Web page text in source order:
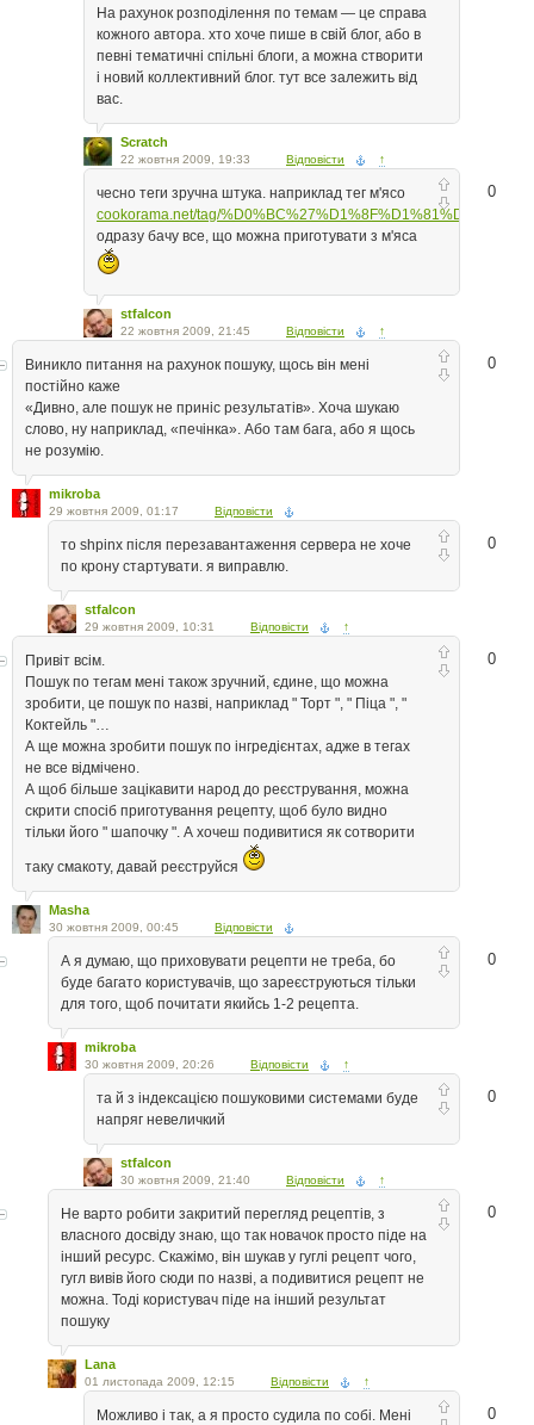
На рахунок розподілення по темам — це справа
кожного автора. хто хоче пише в свій блог, або в
певні тематичні спільні блоги, а можна створити
і новий коллективний блог. тут все залежить від
вас.
Scratch
22 жовтня 2009, 19:33 Відповісти ↑
0
чесно теги зручна штука. наприклад тег м'ясо
cookorama.net/tag/%D0%BC%27%D1%8F%D1%81%D0%BE/
одразу бачу все, що можна приготувати з м'яса
stfalcon
22 жовтня 2009, 21:45 Відповісти ↑
0
Виникло питання на рахунок пошуку, щось він мені
постійно каже
«Дивно, але пошук не приніс результатів». Хоча шукаю
слово, ну наприклад, «печінка». Або там бага, або я щось
не розумію.
mikroba
29 жовтня 2009, 01:17 Відповісти
0
то shpinx після перезавантаження сервера не хоче
по крону стартувати. я виправлю.
stfalcon
29 жовтня 2009, 10:31 Відповісти ↑
0
Привіт всім.
Пошук по тегам мені також зручний, єдине, що можна
зробити, це пошук по назві, наприклад " Торт ", " Піца ", "
Коктейль "…
А ще можна зробити пошук по інгредієнтах, адже в тегах
не все відмічено.
А щоб більше зацікавити народ до реєстрування, можна
скрити спосіб приготування рецепту, щоб було видно
тільки його " шапочку ". А хочеш подивитися як сотворити
таку смакоту, давай реєструйся
Masha
30 жовтня 2009, 00:45 Відповісти
0
А я думаю, що приховувати рецепти не треба, бо
буде багато користувачів, що зареєструються тільки
для того, щоб почитати якийсь 1-2 рецепта.
mikroba
30 жовтня 2009, 20:26 Відповісти ↑
0
та й з індексацією пошуковими системами буде
напряг невеличкий
stfalcon
30 жовтня 2009, 21:40 Відповісти ↑
0
Не варто робити закритий перегляд рецептів, з
власного досвіду знаю, що так новачок просто піде на
інший ресурс. Скажімо, він шукав у гуглі рецепт чого,
гугл вивів його сюди по назві, а подивитися рецепт не
можна. Тоді користувач піде на інший результат
пошуку
Lana
01 листопада 2009, 12:15 Відповісти ↑
0
Можливо і так, а я просто судила по собі. Мені